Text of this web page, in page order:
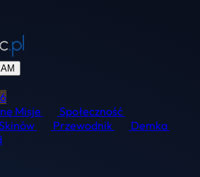
Misje
Społeczność
Przewodnik
Demka